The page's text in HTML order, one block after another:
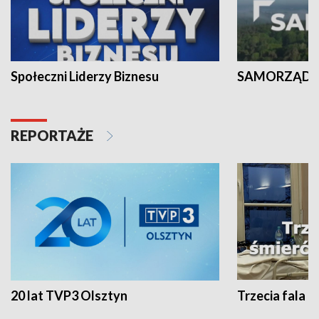
Społeczni Liderzy Biznesu SAMORZĄD
REPORTAŻE
20 lat TVP3 Olsztyn Trzecia fala -